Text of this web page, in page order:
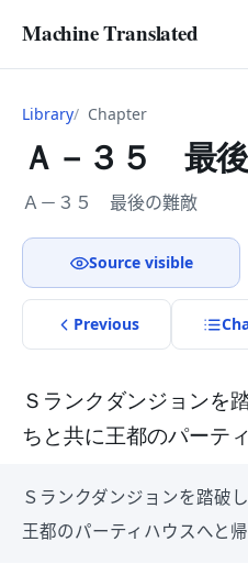
Machine Translated
Library Chapter
Ａ－３５ 最
Ａ－３５ 最後の難敵
Source visible
Previous
Ｓランクダンジョンを
ちと共に王都のパーテ
Ｓランクダンジョンを踏破
王都のパーティハウスへと帰